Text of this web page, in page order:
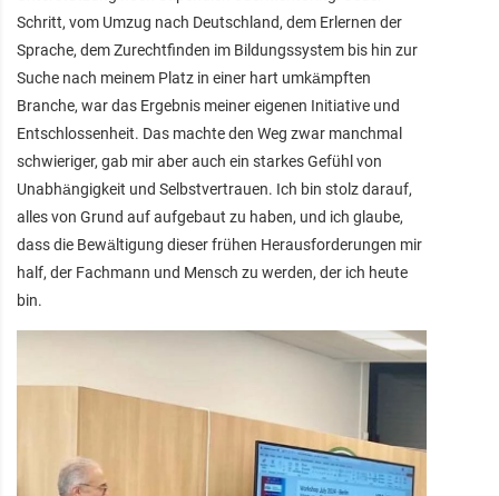
Schritt, vom Umzug nach Deutschland, dem Erlernen der
Sprache, dem Zurechtfinden im Bildungssystem bis hin zur
Suche nach meinem Platz in einer hart umkämpften
Branche, war das Ergebnis meiner eigenen Initiative und
Entschlossenheit. Das machte den Weg zwar manchmal
schwieriger, gab mir aber auch ein starkes Gefühl von
Unabhängigkeit und Selbstvertrauen. Ich bin stolz darauf,
alles von Grund auf aufgebaut zu haben, und ich glaube,
dass die Bewältigung dieser frühen Herausforderungen mir
half, der Fachmann und Mensch zu werden, der ich heute
bin.